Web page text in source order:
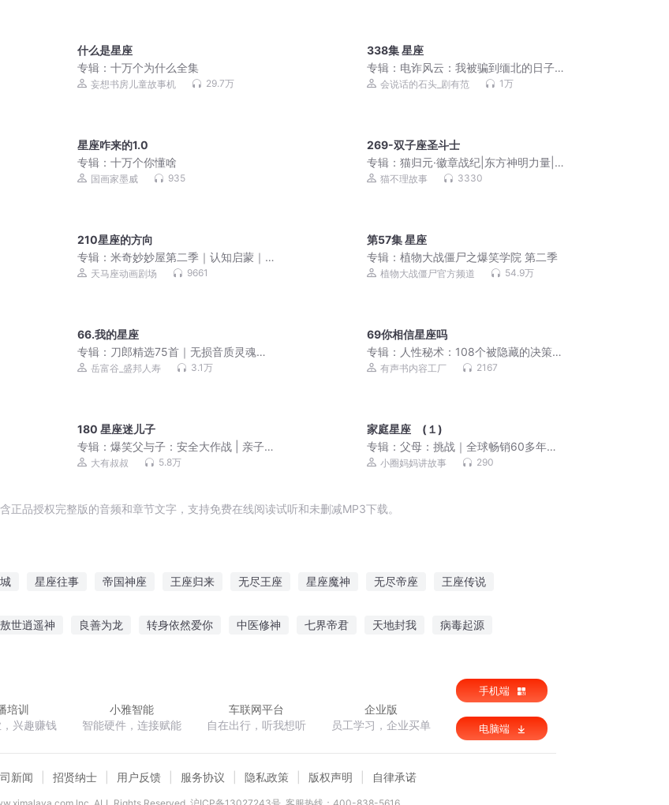
什么是星座
专辑：十万个为什么全集
妄想书房儿童故事机 29.7万
338集 星座
专辑： 电诈风云：我被骗到缅北的日子|
孤注一掷|人间炼狱|真人真事儿|会员免
会说话的石头_剧有范 1万
星座咋来的1.0
专辑：十万个你懂啥
国画家墨威 935
269-双子座圣斗士
专辑：猫归元·徽章战纪|东方神明力量|
热血英雄|猫不理
猫不理故事 3330
210星座的方向
专辑：米奇妙妙屋第二季｜认知启蒙｜
迪士尼经典动画｜睡前故事
天马座动画剧场 9661
第57集 星座
专辑：植物大战僵尸之爆笑学院 第二季
植物大战僵尸官方频道 54.9万
66.我的星座
专辑： 刀郎精选75首｜无损音质灵魂典
藏｜大漠孤烟与岁月回声
岳富谷_盛邦人寿 3.1万
69你相信星座吗
专辑： 人性秘术：108个被隐藏的决策开
关 有声书内容工厂 2167
180 星座迷儿子
专辑：爆笑父与子：安全大作战 | 亲子
笑话 | 儿童睡前故事
大有叔叔 5.8万
家庭星座 (１)
专辑：父母：挑战｜全球畅销60多年家
庭教育经典｜正面管教理念先驱德雷克
小圈妈妈讲故事 290
品授权完整版的音频和章节文字，支持免费在线阅读试听和未删减MP3下载。
星座往事 帝国神座 王座归来 无尽王座 星座魔神 无尽帝座 王座传说
敖世逍遥神 良善为龙 转身依然爱你 中医修神 七界帝君 天地封我 病毒起源
培训
兴趣赚钱
小雅智能
智能硬件，连接赋能
车联网平台
自在出行，听我想听
企业版
员工学习，企业买单
手机端
电脑端
新闻 招贤纳士 用户反馈 服务协议 隐私政策 版权声明 自律承诺